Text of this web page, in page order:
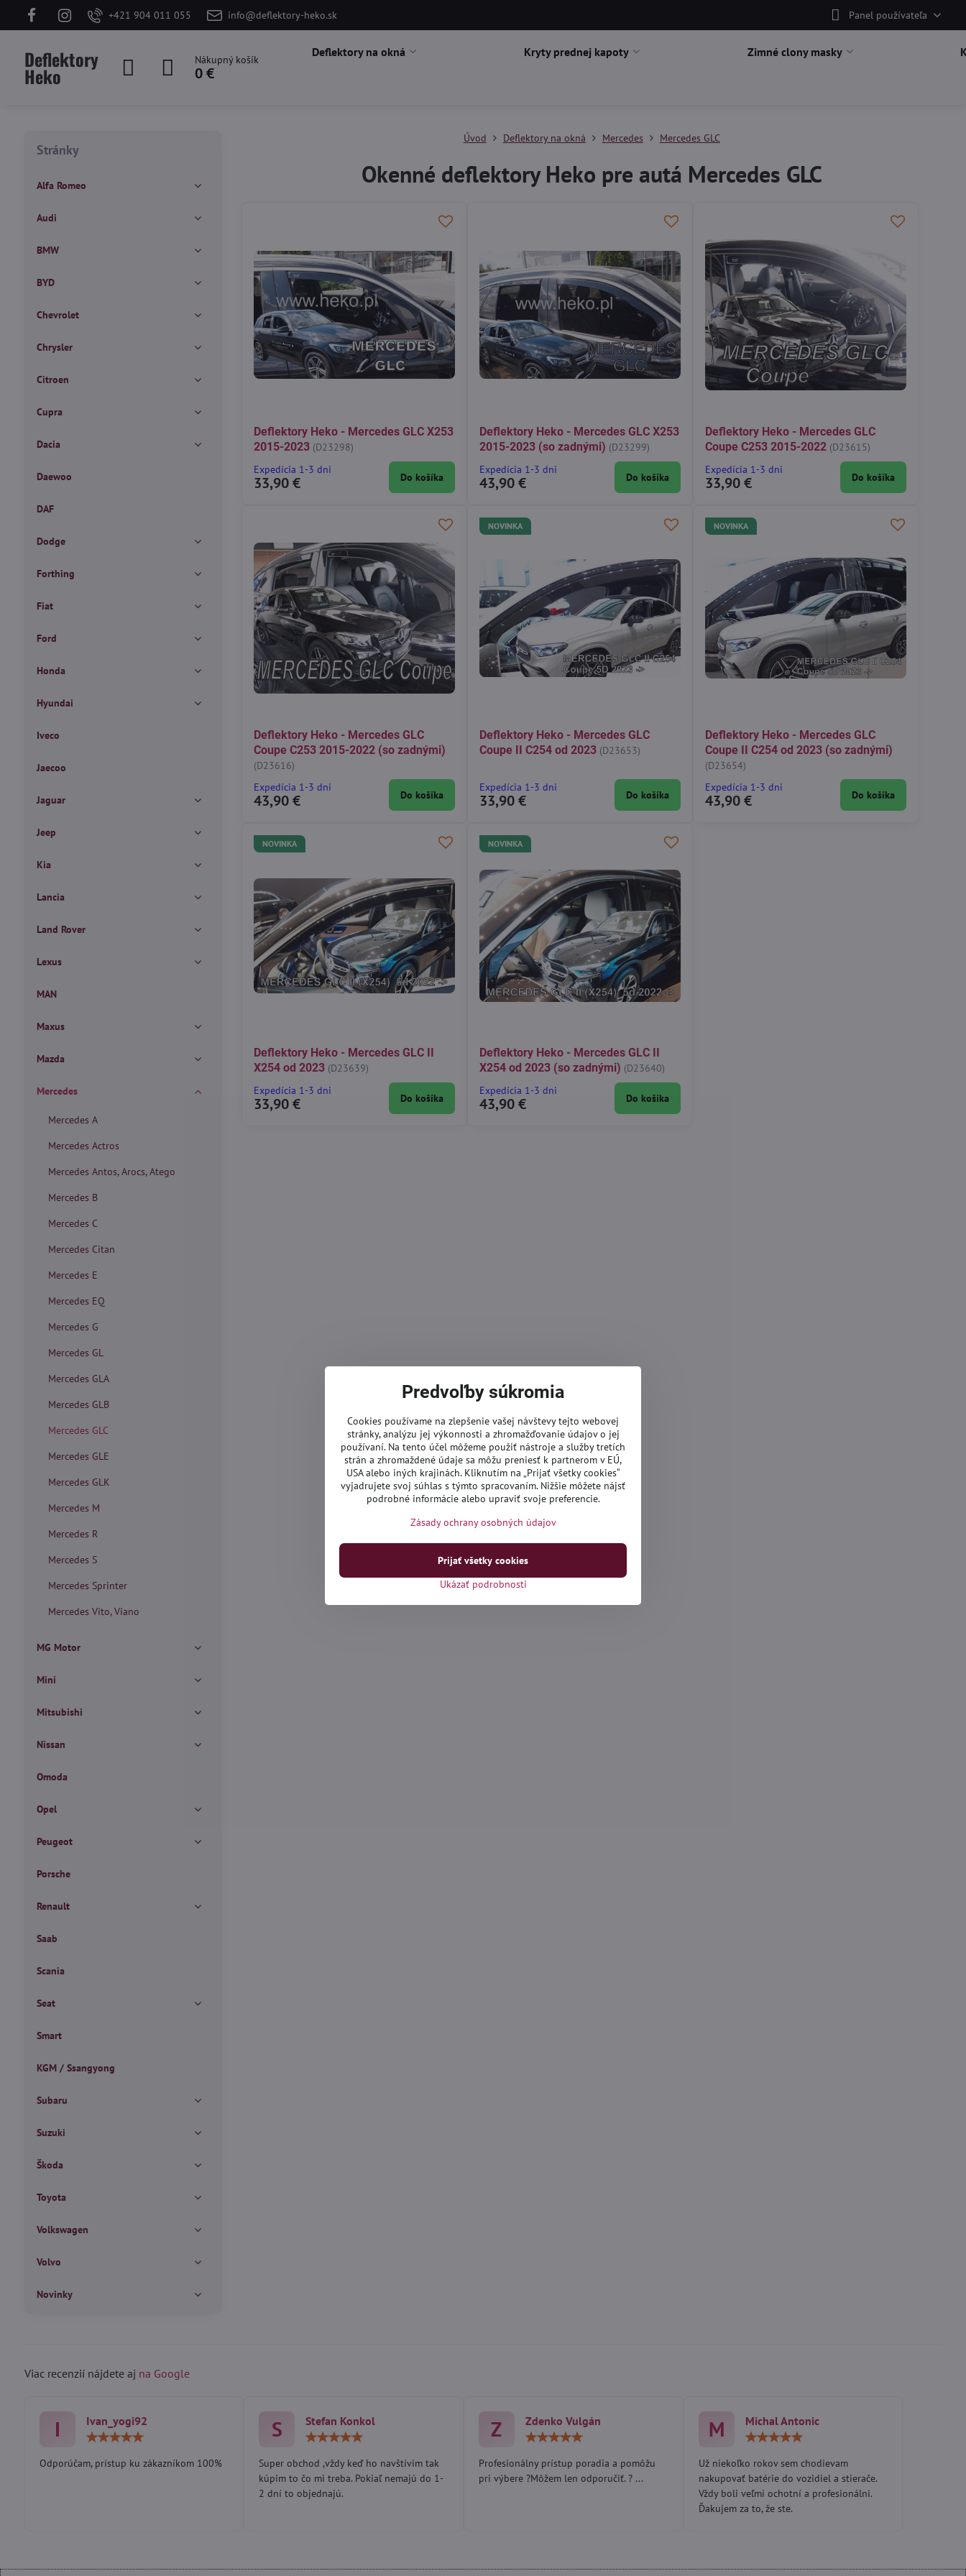
+421 904 011 055 info@deflektory-heko.sk Panel používateľa
Deflektory
Heko
Nákupný košík
0 €
Deflektory na okná Kryty prednej kapoty Zimné clony masky
Úvod Deflektory na okná Mercedes Mercedes GLC
Okenné deflektory Heko pre autá Mercedes GLC
Deflektory Heko - Mercedes GLC X253
2015-2023 (D23298)
Expedícia 1-3 dni
33,90 € Do košíka
Deflektory Heko - Mercedes GLC X253
2015-2023 (so zadnými) (D23299)
Expedícia 1-3 dni
43,90 € Do košíka
Deflektory Heko - Mercedes GLC
Coupe C253 2015-2022 (D23615)
Expedícia 1-3 dni
33,90 € Do košíka
Deflektory Heko - Mercedes GLC
Coupe C253 2015-2022 (so zadnými)
(D23616)
Expedícia 1-3 dni
43,90 € Do košíka
NOVINKA
Deflektory Heko - Mercedes GLC
Coupe II C254 od 2023 (D23653)
Expedícia 1-3 dni
33,90 € Do košíka
NOVINKA
Deflektory Heko - Mercedes GLC
Coupe II C254 od 2023 (so zadnými)
(D23654)
Expedícia 1-3 dni
43,90 € Do košíka
NOVINKA
Deflektory Heko - Mercedes GLC II
X254 od 2023 (D23639)
Expedícia 1-3 dni
33,90 € Do košíka
NOVINKA
Deflektory Heko - Mercedes GLC II
X254 od 2023 (so zadnými) (D23640)
Expedícia 1-3 dni
43,90 € Do košíka
Stránky
Alfa Romeo
Audi
BMW
BYD
Chevrolet
Chrysler
Citroen
Cupra
Dacia
Daewoo
DAF
Dodge
Forthing
Fiat
Ford
Honda
Hyundai
Iveco
Jaecoo
Jaguar
Jeep
Kia
Lancia
Land Rover
Lexus
MAN
Maxus
Mazda
Mercedes
Mercedes A
Mercedes Actros
Mercedes Antos, Arocs, Atego
Mercedes B
Mercedes C
Mercedes Citan
Mercedes E
Mercedes EQ
Mercedes G
Mercedes GL
Mercedes GLA
Mercedes GLB
Mercedes GLC
Mercedes GLE
Mercedes GLK
Mercedes M
Mercedes R
Mercedes S
Mercedes Sprinter
Mercedes Vito, Viano
MG Motor
Mini
Mitsubishi
Nissan
Omoda
Opel
Peugeot
Porsche
Renault
Saab
Scania
Seat
Smart
KGM / Ssangyong
Subaru
Suzuki
Škoda
Toyota
Volkswagen
Volvo
Novinky
Viac recenzií nájdete aj na Google
I
Ivan_yogi92
/
5
Odporúčam, prístup ku zákazníkom 100%
S
Stefan Konkol
/
5
Super obchod ,vždy keď ho navštívim tak
kúpim to čo mi treba. Pokiaľ nemajú do 1-
2 dní to objednajú.
Z
Zdenko Vulgán
/
5
Profesionálny prístup poradia a pomôžu
pri výbere ?Môžem len odporučiť. ? ...
M
Michal Antonic
/
5
Už niekoľko rokov sem chodievam
nakupovať batérie do vozidiel a stierače.
Vždy boli veľmi ochotní a profesionálni.
Ďakujem za to, že ste.
Predvoľby súkromia
Cookies používame na zlepšenie vašej návštevy tejto webovej
stránky, analýzu jej výkonnosti a zhromažďovanie údajov o jej
používaní. Na tento účel môžeme použiť nástroje a služby tretích
strán a zhromaždené údaje sa môžu preniesť k partnerom v EÚ,
USA alebo iných krajinách. Kliknutím na „Prijať všetky cookies“
vyjadrujete svoj súhlas s týmto spracovaním. Nižšie môžete nájsť
podrobné informácie alebo upraviť svoje preferencie.
Zásady ochrany osobných údajov
Ukázať podrobnosti
Prijať všetky cookies